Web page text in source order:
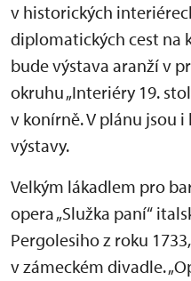
v historických
diplomatických cest na
bude výstava aranží v
okruhu „Interiéry 19.
v konírně. V plánu jsou
výstavy.
Velkým lákadlem pro
opera „Služka paní“
Pergolesiho z roku
v zámeckém divadle.